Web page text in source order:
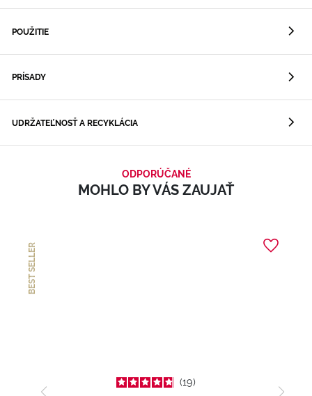
POUŽITIE
PRÍSADY
UDRŽATEĽNOSŤ A RECYKLÁCIA
ODPORÚČANÉ
MOHLO BY VÁS ZAUJAŤ
BEST SELLER
19